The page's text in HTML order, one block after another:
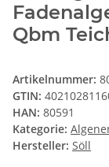
Qbm
Artikelnummer:
GTIN:
HAN: 80591
Kategorie:
Hersteller: Söll